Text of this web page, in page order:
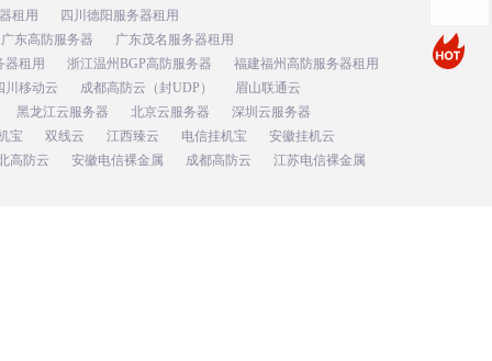
租用
四川德阳服务器租用
广东高防服务器
广东茂名服务器租用
器租用
浙江温州BGP高防服务器
福建福州高防服务器租用
川移动云
成都高防云（封UDP）
眉山联通云
黑龙江云服务器
北京云服务器
深圳云服务器
宝
双线云 江西臻云 电信挂机宝
安徽挂机云
高防云
安徽电信裸金属 成都高防云 江苏电信裸金属